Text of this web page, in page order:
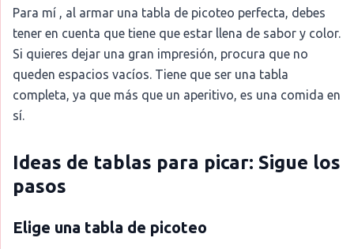
Para mí , al armar una tabla de picoteo perfecta, debes
tener en cuenta que tiene que estar llena de sabor y color.
Si quieres dejar una gran impresión, procura que no
queden espacios vacíos. Tiene que ser una tabla
completa, ya que más que un aperitivo, es una comida en
sí.
Ideas de tablas para picar: Sigue los
pasos
Elige una tabla de picoteo